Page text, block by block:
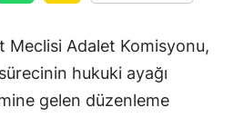
Meclisi Adalet Komisyonu,
hukuki ayağı
gelen düzenleme